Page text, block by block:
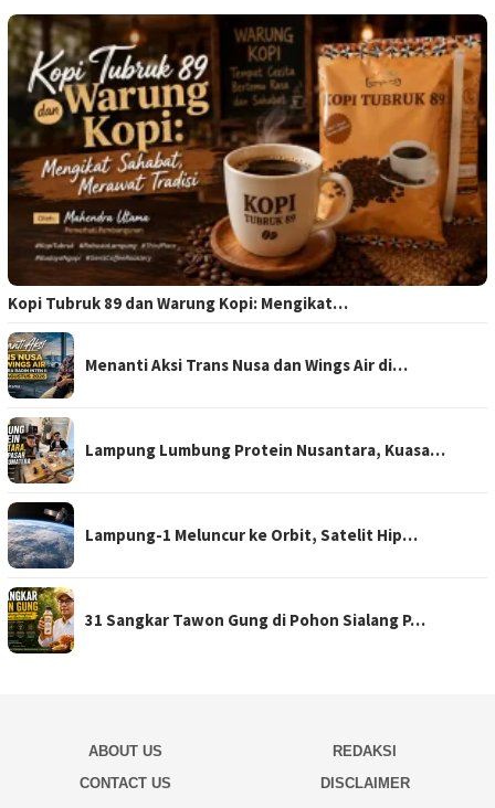
Kopi Tubruk 89 dan Warung Kopi: Mengikat…
Menanti Aksi Trans Nusa dan Wings Air di…
Lampung Lumbung Protein Nusantara, Kuasa…
Lampung-1 Meluncur ke Orbit, Satelit Hip…
31 Sangkar Tawon Gung di Pohon Sialang P…
ABOUT US
REDAKSI
CONTACT US
DISCLAIMER